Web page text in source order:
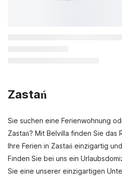
Zastań
Sie suchen eine Ferienwohnung
Zastań? Mit Belvilla finden Sie das
Ihre Ferien in Zastań einzigartig
Finden Sie bei uns ein
Sie eine unserer einzigartigen